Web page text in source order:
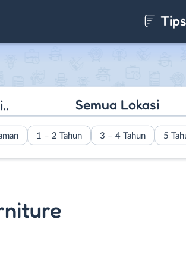
Semua Lokasi
1 – 2 Tahun 3 – 4 Tahun 5